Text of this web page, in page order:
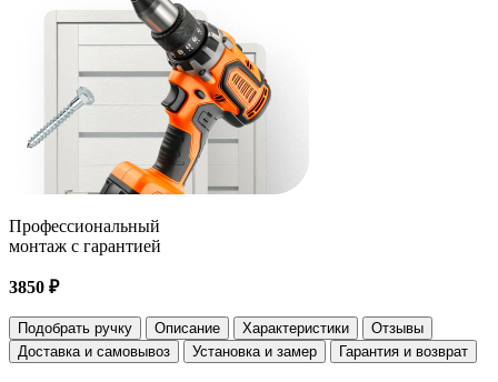
Профессиональный
монтаж с гарантией
3850 ₽
Подобрать ручку Описание Характеристики
Отзывы
Доставка и самовывоз
Установка и замер Гарантия и возврат